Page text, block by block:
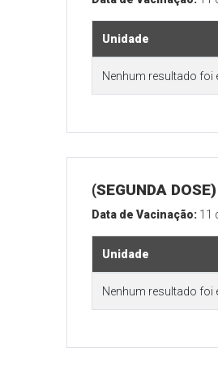
Unidade
Nenhum resultado foi
(SEGUNDA
Data de Vacinação: 11
Unidade
Nenhum resultado foi